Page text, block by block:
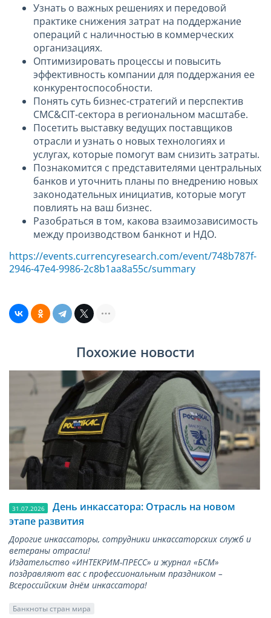
Узнать о важных решениях и передовой
практике снижения затрат на поддержание
операций с наличностью в коммерческих
организациях.
Оптимизировать процессы и повысить
эффективность компании для поддержания ее
конкурентоспособности.
Понять суть бизнес-стратегий и перспектив
CMC&CIT-сектора в региональном масштабе.
Посетить выставку ведущих поставщиков
отрасли и узнать о новых технологиях и
услугах, которые помогут вам снизить затраты.
Познакомится с представителями центральных
банков и уточнить планы по внедрению новых
законодательных инициатив, которые могут
повлиять на ваш бизнес.
Разобраться в том, какова взаимозависимость
между производством банкнот и НДО.
https://events.currencyresearch.com/event/748b787f-
2946-47e4-9986-2c8b1aa8a55c/summary
Похожие новости
31.07.2026
День инкассатора: Отрасль на новом
этапе развития
Дорогие инкассаторы, сотрудники инкассаторских служб и
ветераны отрасли!
Издательство «ИНТЕКРИМ-ПРЕСС» и журнал «БСМ»
поздравляют вас с профессиональным праздником –
Всероссийским днём инкассатора!
Банкноты стран мира